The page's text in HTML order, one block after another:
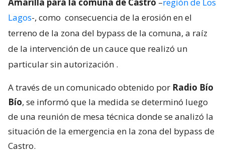
Lagos-, como consecuencia de la erosión en el
terreno de la zona del bypass de la comuna, a raíz
de la intervención de un cauce que realizó un
particular sin autorización .
A través de un comunicado obtenido por Radio Bío
Bío, se informó que la medida se determinó luego
de una reunión de mesa técnica donde se analizó la
situación de la emergencia en la zona del bypass de
Castro.